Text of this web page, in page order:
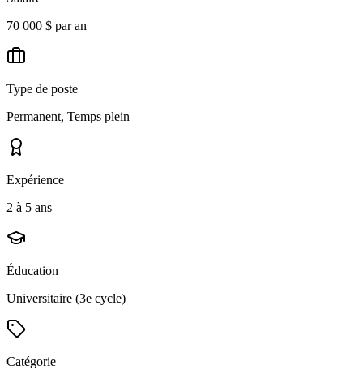
70 000 $ par an
Type de poste
Permanent, Temps plein
Expérience
2 à 5 ans
Éducation
Universitaire (3e cycle)
Catégorie